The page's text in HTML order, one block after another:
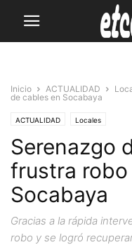
Inicio ACTUALIDAD
de cables en Socabaya
ACTUALIDAD Locales
Serenazgo
frustra
Socabaya
Gracias a la rápida
robo y se logró